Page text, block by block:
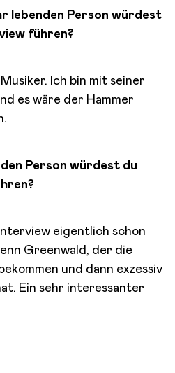
lebenden Person würdest
führen?
Ich bin mit seiner
es wäre der Hammer
Person würdest du
eigentlich schon
Greenwald, der die
und dann exzessiv
Ein sehr interessanter